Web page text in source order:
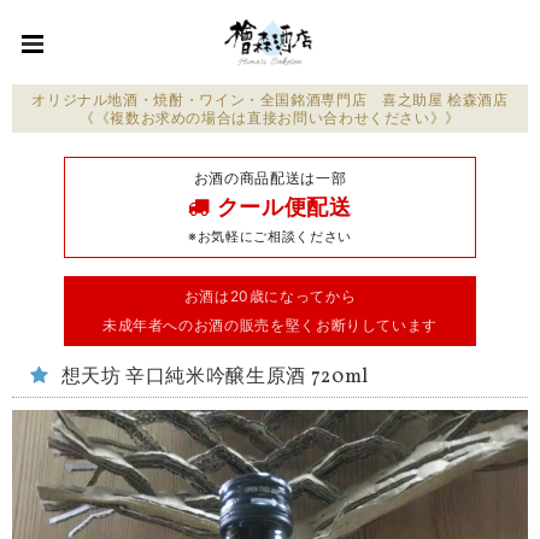
オリジナル地酒・焼酎・ワイン・全国銘酒専門店 喜之助屋 桧森酒店
《《複数お求めの場合は直接お問い合わせください》》
お酒の商品配送は一部
クール便配送
※お気軽にご相談ください
お酒は20歳になってから
未成年者へのお酒の販売を堅くお断りしています
想天坊 辛口純米吟醸生原酒 720ml